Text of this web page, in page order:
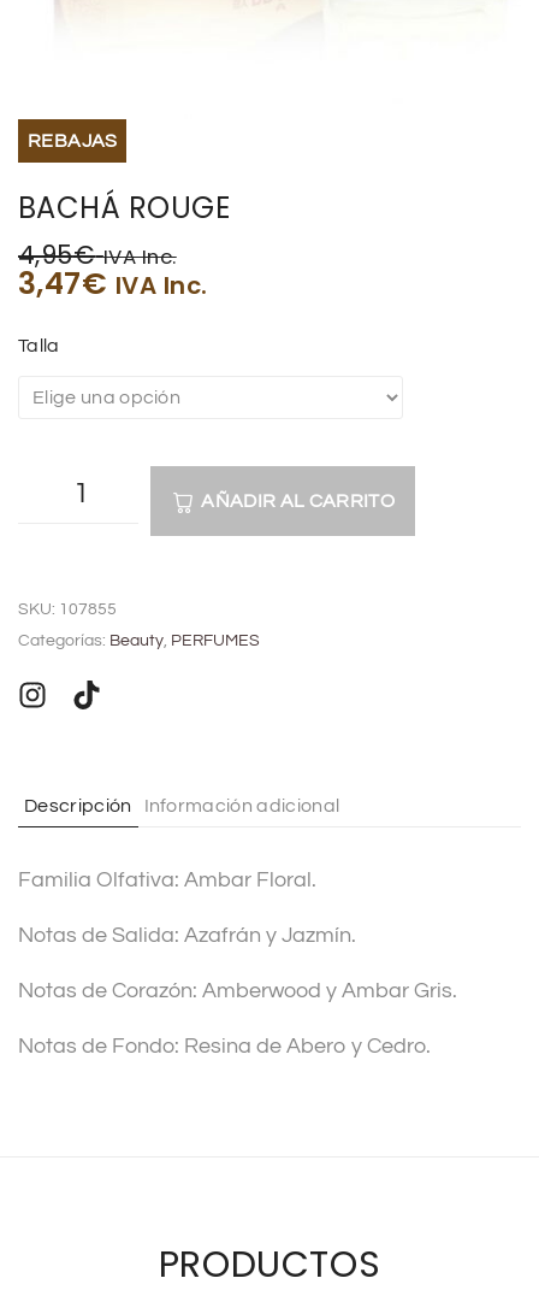
REBAJAS
BACHÁ ROUGE
4,95€ IVA Inc.
3,47€ IVA Inc.
Talla
AÑADIR AL CARRITO
t
r
i
e
:
SKU: 107855
Categorías: Beauty, PERFUMES
Descripción Información adicional
Familia Olfativa: Ambar Floral.
Notas de Salida: Azafrán y Jazmín.
Notas de Corazón: Amberwood y Ambar Gris.
Notas de Fondo: Resina de Abero y Cedro.
PRODUCTOS